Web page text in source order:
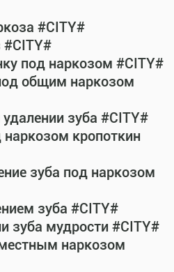
#CITY#
#CITY#
под наркозом #CITY#
общим наркозом
зуба #CITY#
наркозом кропоткин
зуба под наркозом
зуба #CITY#
зуба мудрости #CITY#
наркозом